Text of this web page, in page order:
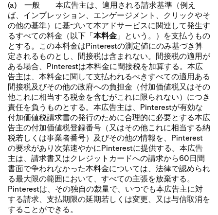
(a) 一般 本広告主は、適用される請求基準（例え
ば、インプレッション、エンゲージメント、クリックやそ
の他の基準）に基づいて本アドサービスに関連して発生す
るすべての料金（以下「本料金 」という。）を支払うもの
とする。この本料金はPinterestの測定値にのみ基づき算
定されるものとし、間接税は含まれない。間接税の適用が
ある場合、Pinterestは本料金に間接税を加算する。本広
告主は、本料金に関して支払われるべきすべての適用ある
間接税及びその他の政府への負担金（付加価値税又はその
他これに相当する税金を含むがこれに限られない）につき
責任を負うものとする。本広告主は、Pinterestが有効な
付加価値税請求書の発行のために合理的に必要とする本広
告主の付加価値税登録番号（又はその他これに相当する納
税若しくは事業者番号）及びその他の情報を、Pinterest
の要求があり次第速やかにPinterestに提供する。本広告
主は、請求書又はクレジットカードへの請求から60日間
書面で争われなかった本料金については、法律で認められ
る最大限の範囲において、すべての主張を放棄する。
Pinterestは、その独自の裁量で、いつでも本広告主に対
する請求、支払期限の延期若しくは変更、又は与信取消を
することができる。